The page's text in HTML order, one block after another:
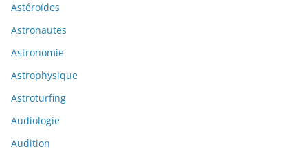
Astéroïdes
Astronautes
Astronomie
Astrophysique
Astroturfing
Audiologie
Audition